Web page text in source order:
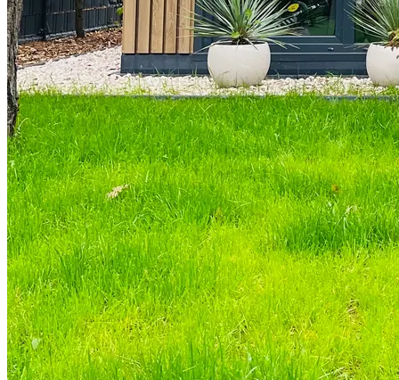
Kompleksowa realizacja siłowni
Własna siłownia w ogrodzie, garażu lub piwnicy —
zaprojektowana, wyposażona i zmontowana pod klucz. Ty tylko
zaczynasz trening.
Całoroczna
Pod klucz
Pod Twój cel
Finansowanie
50+
projektów
8 lat
doświadczenia
100%
pod klucz
3
kraje